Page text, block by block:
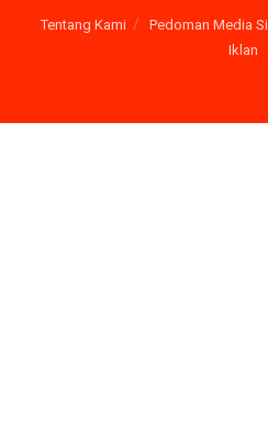
Tentang Kami Pedoman Media
Iklan